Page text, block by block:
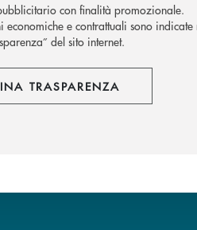
con finalità promozionale.
economiche e contrattuali sono
del sito internet.
TRASPARENZA